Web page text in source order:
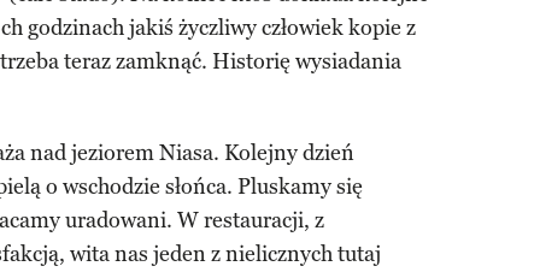
godzinach jakiś życzliwy człowiek kopie z
teraz zamknąć. Historię wysiadania
nad jeziorem Niasa. Kolejny dzień
o wschodzie słońca. Pluskamy się
uradowani. W restauracji, z
wita nas jeden z nielicznych tutaj